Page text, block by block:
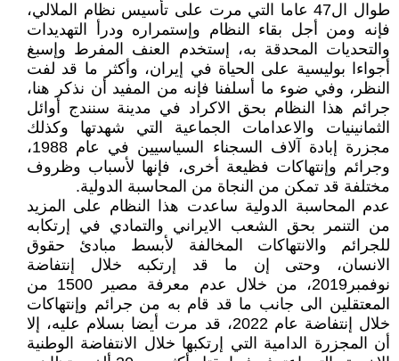
طوال ال47 عاما التي مرت على تأسيس نظام الملالي،
فإنه ومن أجل بقاء النظام وإستمراره ودرأ التهديدات
والتحديات المحدقة به، إستخدم العنف المفرط وإسبغ
أجواءا بوليسية على الحياة في إيران، وأکثر ما قد لفت
النظر، وفي ضوء ما أسلفنا فإنه من المفيد أن نذکر هنا،
جرائم هذا النظام بحق الاکراد في مدينة سنندج أوائل
الثمانينيات والاعدامات الجماعية التي شهدتها وکذلك
مجزرة إبادة آلاف السجناء السياسيين في عام 1988،
وجرائم وإنتهاکات فظيعة أخرى، فإنها لأسباب وظروف
مختلفة قد تمکن من النجاة من المحاسبة الدولية.
عدم المحاسبة الدولية ساعدت هذا النظام على المزيد
من التنمر بحق الشعب الايراني والتمادي في إرتکابه
للجرائم والانتهاکات المخالفة لأبسط مبادئ حقوق
الانسان، وحتى إن ما قد إرتکبه خلال إنتفاضة
نوفمبر2019، من خلال عدم معرفة مصير 1500 من
المعتقلين الى جانب ما قد قام به من جرائم وإنتهاکات
خلال إنتفاضة عام 2022، قد مرت أيضا بسلام عليه، إلا
أن المجزرة الدامية التي إرتکبها خلال الانتفاضة الوطنية